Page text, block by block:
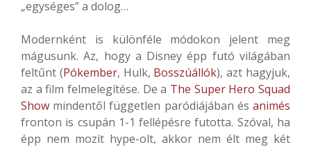
„egységes” a dolog…
Modernként is különféle módokon jelent meg
mágusunk. Az, hogy a Disney épp futó világában
feltűnt (Pókember, Hulk, Bosszúállók), azt hagyjuk,
az a film felmelegítése. De a The Super Hero Squad
Show mindentől független paródiájában és animés
fronton is csupán 1-1 fellépésre futotta. Szóval, ha
épp nem mozit hype-olt, akkor nem élt meg két